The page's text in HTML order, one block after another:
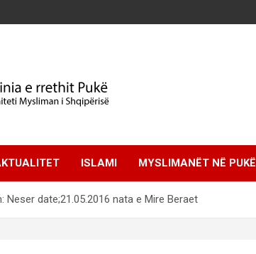
| Faqja
ISLAMI MYSLIMANËT NË PUKË
Neser date;21.05.2016 nata e Mire Beraet